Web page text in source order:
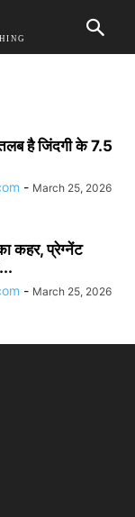
है जिंदगी के 7.5
- March 25, 2026
कहर, प्रेग्नेंट
- March 25, 2026